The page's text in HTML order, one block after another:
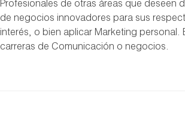
Profesionales de otras áreas que deseen
de negocios innovadores para sus
interés, o bien aplicar Marketing personal.
carreras de Comunicación o negocios.